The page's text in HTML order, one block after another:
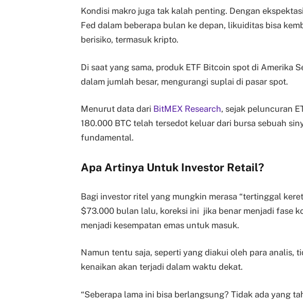
Kondisi makro juga tak kalah penting. Dengan
Fed dalam beberapa bulan ke depan, likuiditas bisa
berisiko, termasuk kripto.
Di saat yang sama, produk ETF Bitcoin spot di Amerika
dalam jumlah besar, mengurangi suplai di pasar spot.
Menurut data dari BitMEX Research, sejak peluncuran
180.000 BTC telah tersedot keluar dari bursa sebuah
fundamental.
Apa Artinya Untuk Investor Retail?
Bagi investor ritel yang mungkin merasa “tertinggal
$73.000 bulan lalu, koreksi ini jika benar menjadi fase
menjadi kesempatan emas untuk masuk.
Namun tentu saja, seperti yang diakui oleh para analis,
kenaikan akan terjadi dalam waktu dekat.
“Seberapa lama ini bisa berlangsung? Tidak ada yang